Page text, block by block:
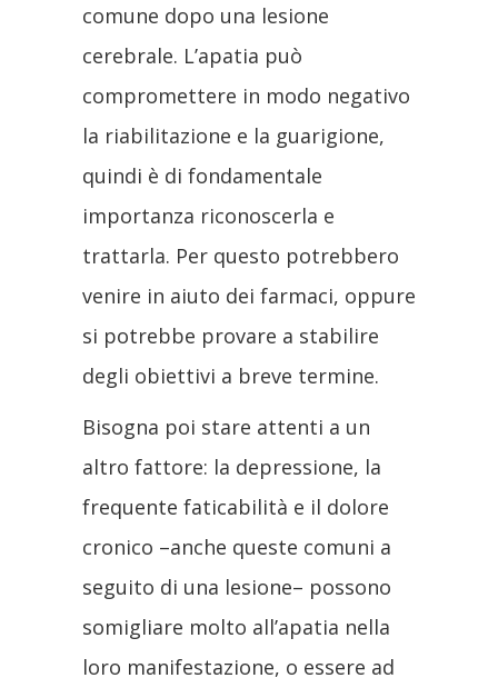
comune dopo una lesione
cerebrale. L’apatia può
compromettere in modo negativo
la riabilitazione e la guarigione,
quindi è di fondamentale
importanza riconoscerla e
trattarla. Per questo potrebbero
venire in aiuto dei farmaci, oppure
si potrebbe provare a stabilire
degli obiettivi a breve termine.
Bisogna poi stare attenti a un
altro fattore: la depressione, la
frequente faticabilità e il dolore
cronico –anche queste comuni a
seguito di una lesione– possono
somigliare molto all’apatia nella
loro manifestazione, o essere ad